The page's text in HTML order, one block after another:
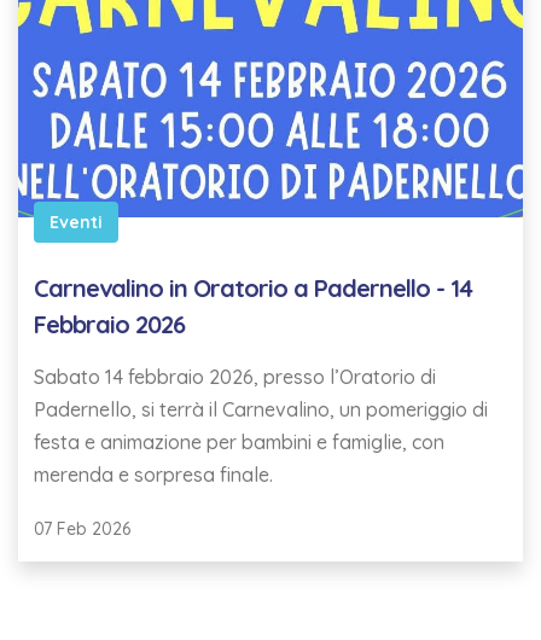
Eventi
Carnevalino in Oratorio a Padernello - 14
Febbraio 2026
Sabato 14 febbraio 2026, presso l’Oratorio di
Padernello, si terrà il Carnevalino, un pomeriggio di
festa e animazione per bambini e famiglie, con
merenda e sorpresa finale.
07 Feb 2026